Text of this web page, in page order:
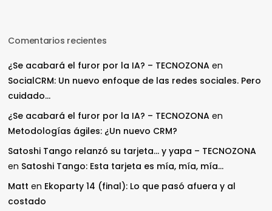
Comentarios recientes
¿Se acabará el furor por la IA? – TECNOZONA en
SocialCRM: Un nuevo enfoque de las redes sociales. Pero
cuidado…
¿Se acabará el furor por la IA? – TECNOZONA en
Metodologías ágiles: ¿Un nuevo CRM?
Satoshi Tango relanzó su tarjeta… y yapa – TECNOZONA
en Satoshi Tango: Esta tarjeta es mía, mía, mía…
Matt en Ekoparty 14 (final): Lo que pasó afuera y al
costado